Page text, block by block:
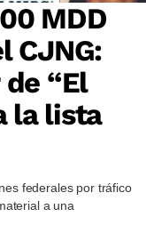
MDD
CJNG:
de “El
la lista
federales por tráfico
a una